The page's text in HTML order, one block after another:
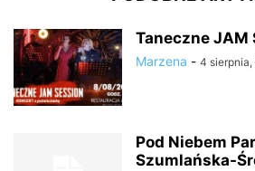
Taneczne JAM
Marzena - 4
Pod Niebem
Szumlańska-